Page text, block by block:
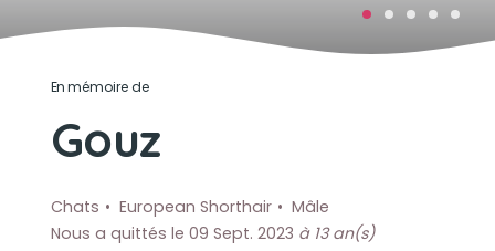
En mémoire de
Gouz
Chats European Shorthair
Mâle
Nous a quittés le 09 Sept. 2023 à 13 an(s)